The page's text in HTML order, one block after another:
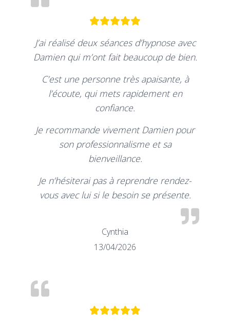
J’ai réalisé deux séances d’hypnose avec
Damien qui m’ont fait beaucoup de bien.
C’est une personne très apaisante, à
l’écoute, qui mets rapidement en
confiance.
Je recommande vivement Damien pour
son professionnalisme et sa
bienveillance.
Je n’hésiterai pas à reprendre rendez-
vous avec lui si le besoin se présente.
Cynthia
13/04/2026